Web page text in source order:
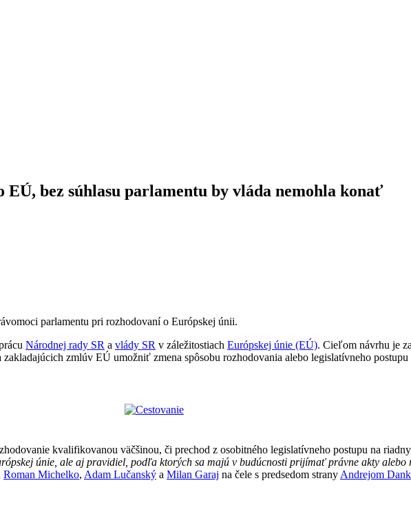
bez súhlasu parlamentu by vláda nemohla konať
parlamentu pri rozhodovaní o Európskej únii.
Národnej rady SR a vlády SR v záležitostiach Európskej únie (EÚ). Cieľom návrhu je
zmlúv EÚ umožniť zmena spôsobu rozhodovania alebo legislatívneho
kvalifikovanou väčšinou, či prechod z osobitného legislatívneho postupu na
únie, ale aj pravidiel, podľa ktorých sa majú v budúcnosti prijímať právne akty
Roman Michelko, Adam Lučanský a Milan Garaj na čele s predsedom strany Andrejom